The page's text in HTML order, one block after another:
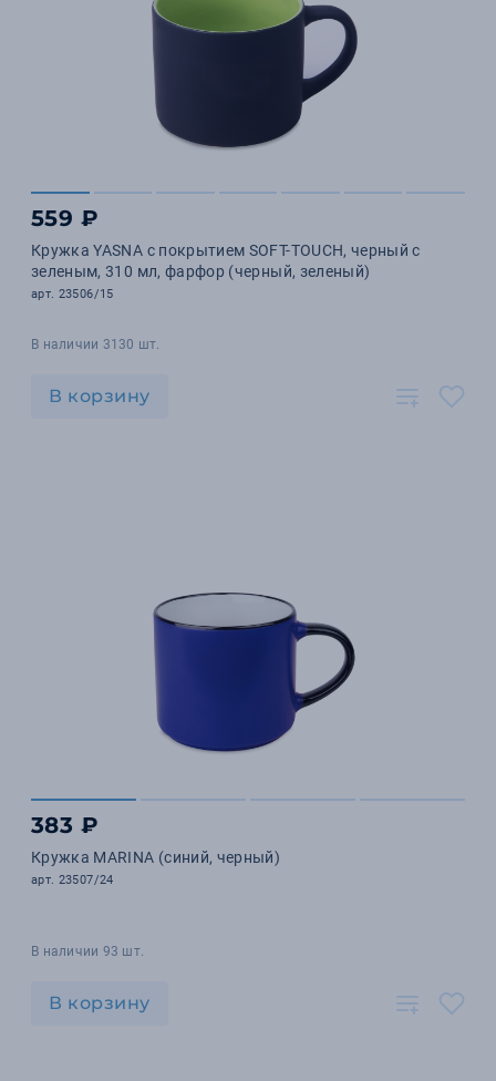
559 ₽
Кружка YASNA с покрытием SOFT-TOUCH, черный с
зеленым, 310 мл, фарфор (черный, зеленый)
арт. 23506/15
В наличии 3130 шт.
В корзину
383 ₽
Кружка MARINA (синий, черный)
арт. 23507/24
В наличии 93 шт.
В корзину